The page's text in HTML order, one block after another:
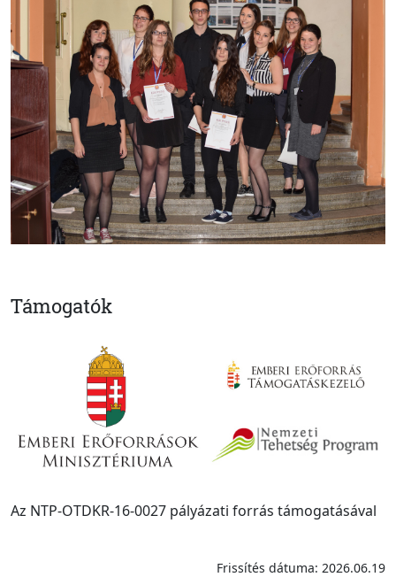
Támogatók
Az NTP-OTDKR-16-0027 pályázati forrás támogatásával
Frissítés dátuma: 2026.06.19